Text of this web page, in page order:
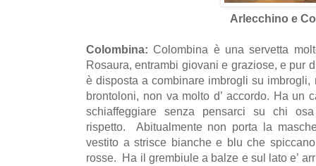
Arlecchino e
Colombina: Colombina è una servetta
Rosaura, entrambi giovani e graziose, e pur
è disposta a combinare imbrogli su
brontoloni, non va molto d’ accordo. Ha un
schiaffeggiare senza pensarci su chi
rispetto. Abitualmente non porta la
vestito a strisce bianche e blu che
rosse. Ha il grembiule a balze e sul lato e’